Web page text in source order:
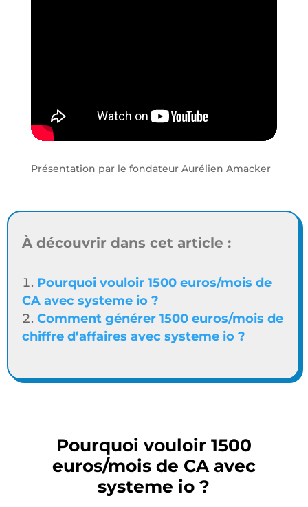
Présentation par le fondateur Aurélien Amacker
À découvrir dans cet article :
Pourquoi vouloir 1500 euros/mois de
CA avec systeme io ?
Comment générer 1500 euros/mois de
chiffre d’affaires avec systeme io ?
Pourquoi vouloir 1500
euros/mois de CA avec
systeme io ?